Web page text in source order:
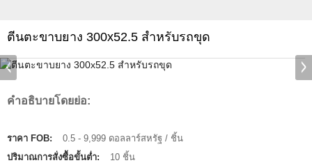
ตีนตะขาบยาง 300x52.5 สำหรับรถขุด
คำอธิบายโดยย่อ:
ราคา FOB:
0.5 - 9,999 ดอลลาร์สหรัฐ / ชิ้น
ปริมาณการสั่งซื้อขั้นต่ำ:
10 ชิ้น